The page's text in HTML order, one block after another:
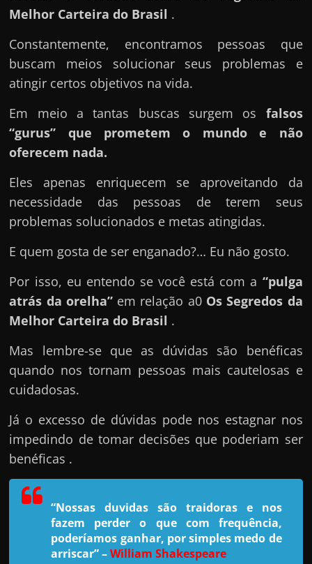
f
e
c
t
o
?
s
a
d
o
e
m
c
o
o
g
a
Melhor Carteira do Brasil .
Constantemente, encontramos pessoas que
buscam meios solucionar seus problemas e
atingir certos objetivos na vida.
Em meio a tantas buscas surgem os falsos
“gurus” que prometem o mundo e não
oferecem nada.
Eles apenas enriquecem se aproveitando da
necessidade das pessoas de terem seus
problemas solucionados e metas atingidas.
E quem gosta de ser enganado?… Eu não gosto.
Por isso, eu entendo se você está com a “pulga
atrás da orelha”em relação a0 Os Segredos da
Melhor Carteira do Brasil .
Mas lembre-se que as dúvidas são benéficas
quando nos tornam pessoas mais cautelosas e
cuidadosas.
Já o excesso de dúvidas pode nos estagnar nos
impedindo de tomar decisões que poderiam ser
benéficas .
“Nossas duvidas são traidoras e nos
fazem perder o que com frequência,
poderíamos ganhar, por simples medo de
arriscar”–William Shakespeare